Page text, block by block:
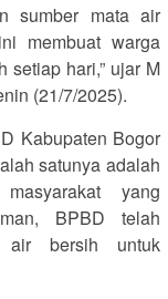
sumber mata air
membuat warga
setiap hari,” ujar M
(21/7/2025).
Kabupaten Bogor
satunya adalah
yang
BPBD telah
air bersih untuk